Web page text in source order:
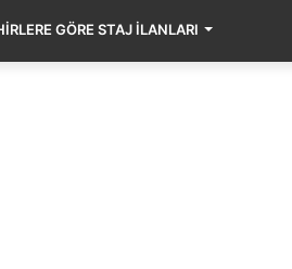
GÖRE STAJ İLANLARI